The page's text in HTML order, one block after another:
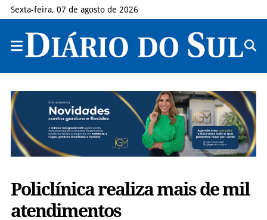
Sexta-feira, 07 de agosto de 2026
Policlínica realiza mais de mil
atendimentos